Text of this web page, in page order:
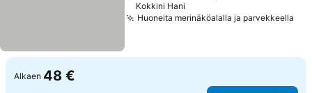
Kokkini Hani
Huoneita merinäköalalla ja parvekkeella
Alkaen 48 €